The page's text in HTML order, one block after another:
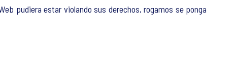
pudiera estar violando sus derechos, rogamos se ponga